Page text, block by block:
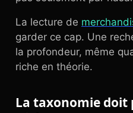
La lecture de
garder ce cap. Une
la profondeur, même
riche en théorie.
La taxonomie doit